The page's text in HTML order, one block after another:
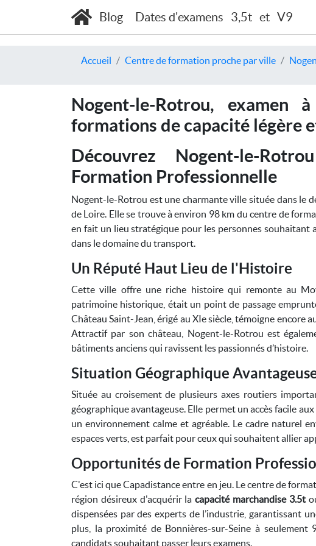
Blog Dates d'examens 3,5t et V9
Accueil Centre de formation proche par ville
Nogent-le-Rotrou, examen
formations de capacité légère
Découvrez Nogent-le-
Formation Professionnelle
Nogent-le-Rotrou est une charmante ville située dans le
de Loire. Elle se trouve à environ 98 km du centre de
en fait un lieu stratégique pour les personnes souhaitant
dans le domaine du transport.
Un Réputé Haut Lieu de l'Histoire
Cette ville offre une riche histoire qui remonte au
patrimoine historique, était un point de passage
Château Saint-Jean, érigé au XIe siècle, témoigne
Attractif par son château, Nogent-le-Rotrou est
bâtiments anciens qui ravissent les passionnés d’histoire.
Situation Géographique
Située au croisement de plusieurs axes routiers
géographique avantageuse. Elle permet un accès facile
un environnement calme et agréable. Le cadre naturel
espaces verts, est parfait pour ceux qui souhaitent allier
Opportunités de Formation
C'est ici que Capadistance entre en jeu. Le centre de
région désireux d'acquérir lacapacité marchandise 3.5t
dispensées par des experts de l’industrie, garantissant
plus, la proximité de Bonnières-sur-Seine à seulement
candidats souhaitant passer leurs examens.